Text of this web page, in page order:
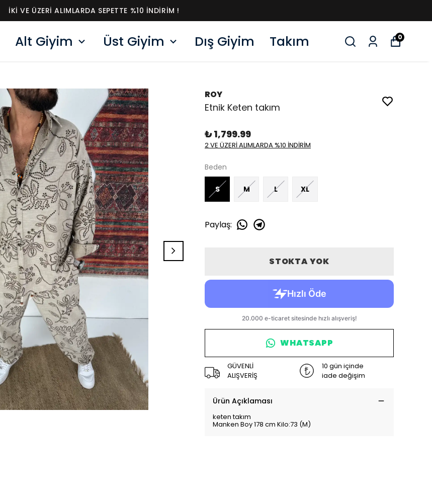
İKI VE ÜZERI ALIMLARDA SEPETTE %10 İNDIRIM !
Alt Giyim Üst Giyim Dış Giyim Takım 0
ROY
Etnik Keten takım
₺ 1,799.99
2 VE ÜZERİ ALIMLARDA %10 İNDİRİM
Beden
S M L XL
Paylaş:
STOKTA YOK
WHATSAPP
GÜVENLİ
ALIŞVERİŞ
10 gün içinde
iade değişim
Ürün Açıklaması
keten takım
Manken Boy 178 cm Kilo:73 (M)